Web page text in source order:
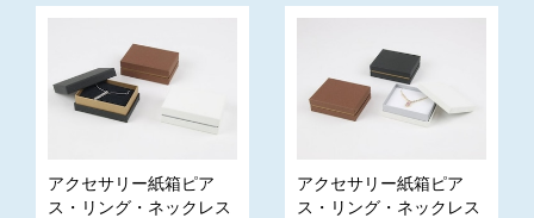
アクセサリー紙箱ピア
ス・リング・ネックレス
アクセサリー紙箱ピア
ス・リング・ネックレス